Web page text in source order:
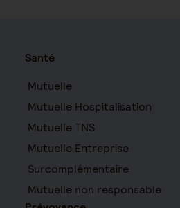
Santé
Mutuelle
Mutuelle Hospitalisation
Mutuelle TNS
Mutuelle Entreprise
Surcomplémentaire
Mutuelle non responsable